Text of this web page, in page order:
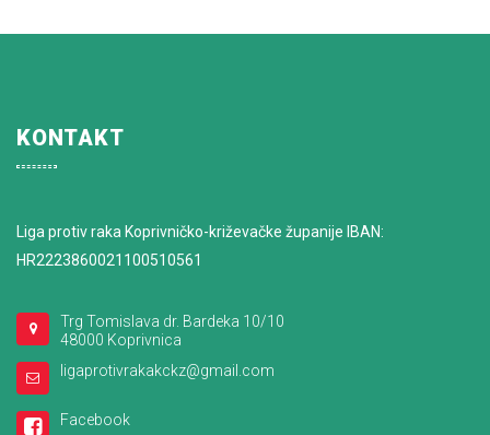
KONTAKT
Liga protiv raka Koprivničko-križevačke županije IBAN:
HR2223860021100510561
Trg Tomislava dr. Bardeka 10/10
48000 Koprivnica
ligaprotivrakakckz@gmail.com
Facebook